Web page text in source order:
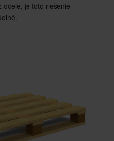
ocele, je toto riešenie